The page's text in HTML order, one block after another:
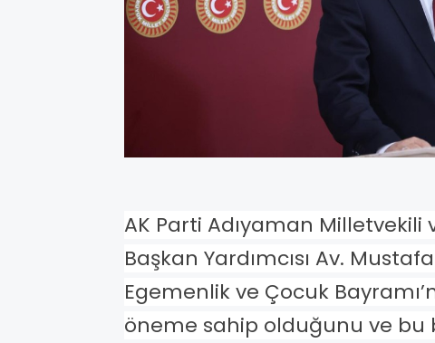
AK Parti Adıyaman Milletvekili
Başkan Yardımcısı Av.
Egemenlik ve Çocuk
öneme sahip olduğunu ve